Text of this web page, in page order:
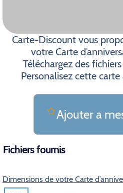
Carte-Discount vous
votre Carte
Téléchargez des
Personalisez cette
Ajouter a
Fichiers fournis
Dimensions de votre Carte